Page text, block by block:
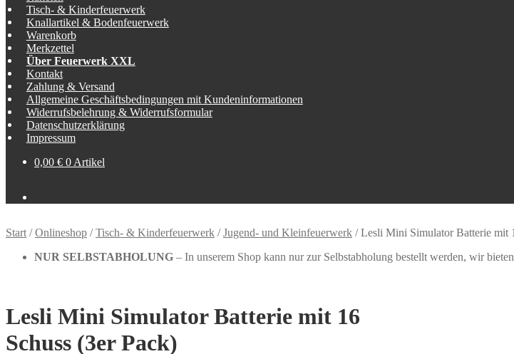
Tisch- & Kinderfeuerwerk
Knallartikel & Bodenfeuerwerk
Warenkorb
Merkzettel
Über Feuerwerk XXL
Kontakt
Zahlung & Versand
Allgemeine Geschäftsbedingungen mit Kundeninformationen
Widerrufsbelehrung & Widerrufsformular
Datenschutzerklärung
Impressum
0,00 € 0 Artikel
Start /Onlineshop /Tisch- & Kinderfeuerwerk /Jugend- und Kleinfeuerwerk /Lesli Mini Simulator Batterie mit
NUR SELBSTABHOLUNG – In unserem Shop kann nur zur Selbstabholung bestellt werden, wir
Lesli Mini Simulator Batterie mit 16
Schuss (3er Pack)